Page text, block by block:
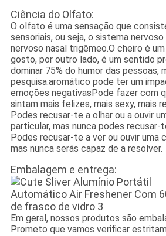
Ciência do Olfato:
O olfato é uma sensação que
sensoriais, ou seja, o sistema
nervoso nasal trigêmeo.O cheiro é
gosto, por outro lado, é um sentido
dominar 75% do humor das pessoas,
pesquisa:aromático pode ter um
emoções negativasPode fazer com
sintam mais felizes, mais sexy, mais
Podes recusar-te a olhar ou a ouvir
particular, mas nunca podes recusar-
Podes recusar-te a ver ou ouvir uma
mas nunca serás capaz de a resolver.
Embalagem e entrega:
Em geral, nossos produtos são
Prometo que vamos verificar